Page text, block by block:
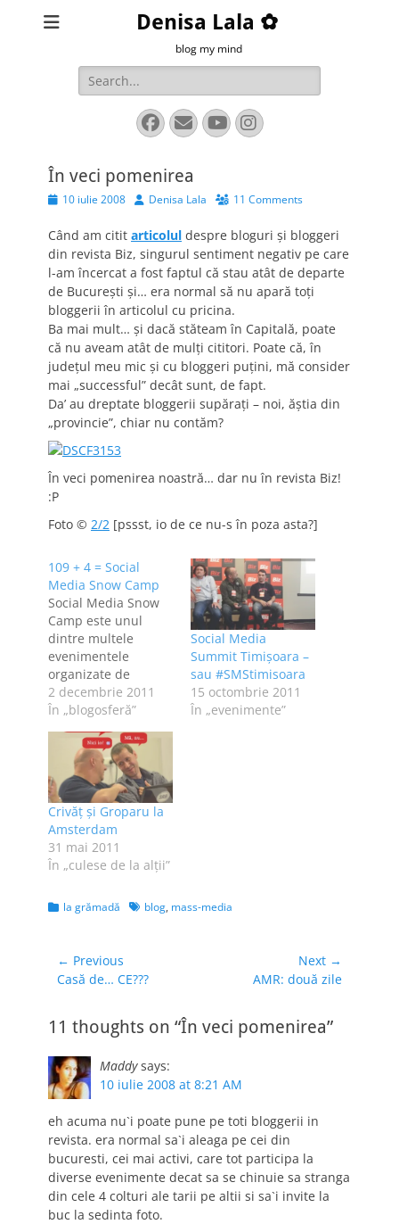
Denisa Lala ✿
blog my mind
Search
for:
Facebook
EmailYouTube
Instagram
În veci pomenirea
Posted10 iulie 2008 AuthorDenisa Lala 11 Comments
Când am citit articolul despre bloguri şi bloggeri
din revista Biz, singurul sentiment negativ pe care
l-am încercat a fost faptul că stau atât de departe
de Bucureşti şi… era normal să nu apară toţi
bloggerii în articolul cu pricina.
Ba mai mult… şi dacă stăteam în Capitală, poate
că nu aveam atât de mulţi cititori. Poate că, în
judeţul meu mic şi cu bloggeri puţini, mă consider
mai „successful” decât sunt, de fapt.
Da’ au dreptate bloggerii supăraţi – noi, ăştia din
„provincie”, chiar nu contăm?
În veci pomenirea noastră… dar nu în revista Biz!
:P
Foto © 2/2 [pssst, io de ce nu-s în poza asta?]
109 + 4 = Social
Media Snow Camp
Social Media Snow
Camp este unul
dintre multele
evenimentele
organizate de
Revista Biz şi Marta
Uşurelu. Am ajuns
aici la invitaţia celor
de la Danone,
împreună cu
celelalte cinci
bloggeriţe
participante la
campania Obiceiuri
Sănătoase. De fapt,
an ajuns aici
Tudor, dar ei sunt
2 decembrie 2011
În „blogosferă”
Social Media
Summit Timişoara –
sau #SMStimisoara
15 octombrie 2011
În „evenimente”
Crivăţ şi Groparu la
Amsterdam
31 mai 2011
În „culese de la alţii”
Categories
la grămadă Tagsblog, mass-media
Navigare
în
← Previous
Previous
Casă de… CE???
Next →
AMR: două zile
11 thoughts on “În veci pomenirea”
Maddy says:
10 iulie 2008 at 8:21 AM
eh acuma nu`i poate pune pe toti bloggerii in
revista. era normal sa`i aleaga pe cei din
bucuresti, cei mai activi, care tot participa la
diverse evenimente decat sa se chinuie sa stranga
din cele 4 colturi ale tarii pe altii si sa`i invite la
buc la sedinta foto.